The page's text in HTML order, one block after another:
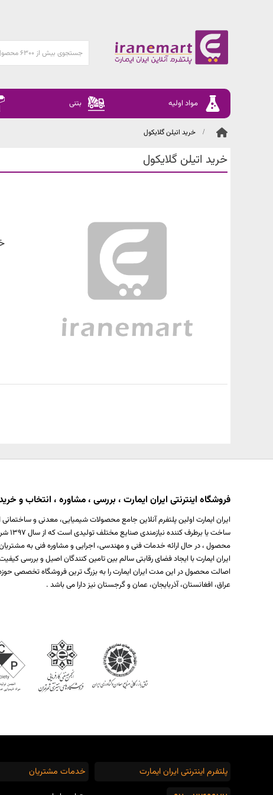
مواد اولیه بتنی
خرید اتیلن گلایکول
خرید اتیلن گلایکول
فروشگاه اینترنتی ایران ایمارت ، بررسی ، مشاوره ، انتخاب و
ایران ایمارت اولین پلتفرم آنلاین جامع محصولات شیمیایی، معدنی و
محصول ، در حال ارائه خدمات فنی و مهندسی، اجرایی و مشاوره فنی به
ایران ایمارت با ایجاد فضای رقابتی سالم بین تامین کنندگان اصیل و
اصالت محصول در این مدت ایران ایمارت را به بزرگ ترین فروشگاه تخصصی
عراق، افغانستان، آذربایجان، عمان و گرجستان نیز دارا می باشد .
پلتفرم اینترنتی ایران ایمارت خدمات مشتریان